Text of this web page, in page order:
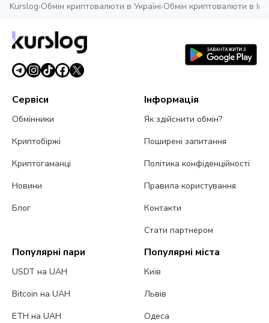
Kurslog›Обмін криптовалюти в Україні›Обмін криптовалюти в
Сервіси
Обмінники
Криптобіржі
Криптогаманці
Новини
Блог
Інформація
Як здійснити обмін?
Поширені запитання
Політика конфіденційності
Правила користування
Контакти
Стати партнером
Популярні пари
USDT на UAH
Bitcoin на UAH
ETH на UAH
Популярні міста
Київ
Львів
Одеса